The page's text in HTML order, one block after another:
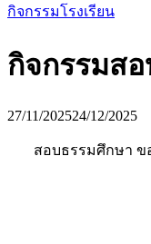
กิจกรรมโรงเรียน
กิจกรรมส
27/11/202524/12/2025
สอบธรรมศึกษา ข